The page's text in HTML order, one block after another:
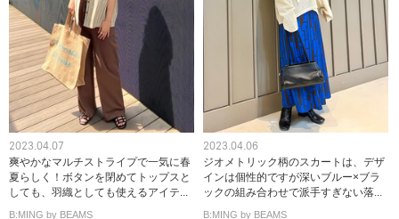
2023.04.07
爽やかなマルチストライプで一気に春
夏らしく！ボタンを閉めてトップスと
しても、羽織としても使えるアイテ...
B:MING by BEAMS
2023.04.06
ジオメトリック柄のスカートは、デザ
インは個性的ですが深いブルー×ブラ
ックの組み合わせで派手すぎない落...
B:MING by BEAMS